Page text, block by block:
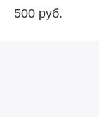
500 руб.